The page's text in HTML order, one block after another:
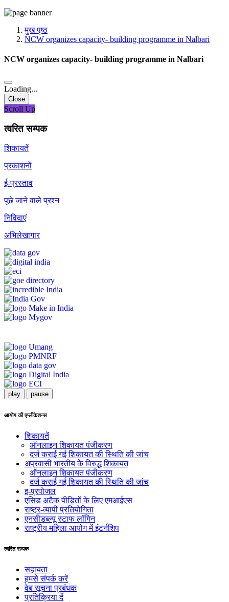
मुख पृष्ठ
NCW organizes capacity- building programme in Nalbari
NCW organizes capacity- building programme in Nalbari
Loading...
Close
Scroll Up
त्वरित सम्पक
शिकायतें
प्रकाशनों
ई-प्रस्ताव
पूछे जाने वाले प्रश्न
निविदाएं
अभिलेखागार
play pause
आयोग की एप्लीकेशन्स
शिकायतें
ऑनलाइन शिकायत पंजीकरण
दर्ज कराई गई शिकायत की स्थिति की जांच
अप्रवासी भारतीय के विरुद्ध शिकायत
ऑनलाइन शिकायत पंजीकरण
दर्ज कराई गई शिकायत की स्थिति की जांच
इ-प्रपोजल
एसिड अटैक पीड़ितों के लिए एमआईएस
राष्ट्र-व्यापी प्रतियोगिता
एनसीडब्ल्यू स्टाफ लॉगिन
राष्ट्रीय महिला आयोग में इंटर्नशिप
त्वरित सम्पक
सहायता
हमसे संपर्क करें
वेब सूचना प्रबंधक
प्रतिक्रिया दें